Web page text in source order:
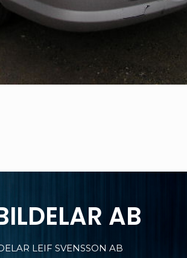
AB
LEIF SVENSSON AB